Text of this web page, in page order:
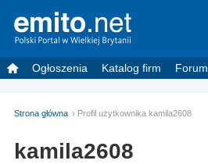
Ogłoszenia Katalog firm Forum
Strona główna Profil użytkownika kamila2608
kamila2608